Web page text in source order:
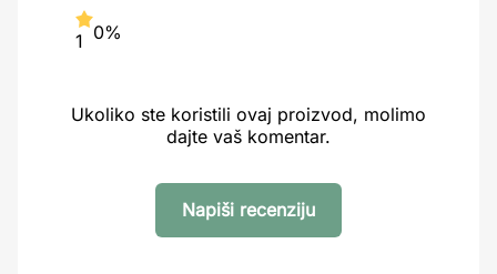
1 0%
Ukoliko ste koristili ovaj proizvod, molimo
dajte vaš komentar.
Napiši recenziju